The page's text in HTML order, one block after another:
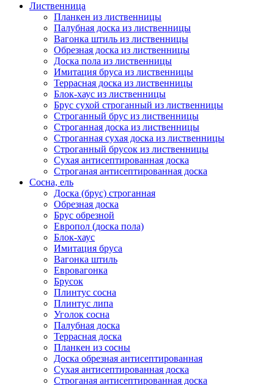
Лиственница
Планкен из лиственницы
Палубная доска из лиственницы
Вагонка штиль из лиственницы
Обрезная доска из лиственницы
Доска пола из лиственницы
Имитация бруса из лиственницы
Террасная доска из лиственницы
Блок-хаус из лиственницы
Брус сухой строганный из лиственницы
Строганный брус из лиственницы
Строганная доска из лиственницы
Строганная сухая доска из лиственницы
Строганный брусок из лиственницы
Сухая антисептированная доска
Строганая антисептированная доска
Сосна, ель
Доска (брус) строганная
Обрезная доска
Брус обрезной
Европол (доска пола)
Блок-хаус
Имитация бруса
Вагонка штиль
Евровагонка
Брусок
Плинтус сосна
Плинтус липа
Уголок сосна
Палубная доска
Террасная доска
Планкен из сосны
Доска обрезная антисептированная
Сухая антисептированная доска
Строганая антисептированная доска